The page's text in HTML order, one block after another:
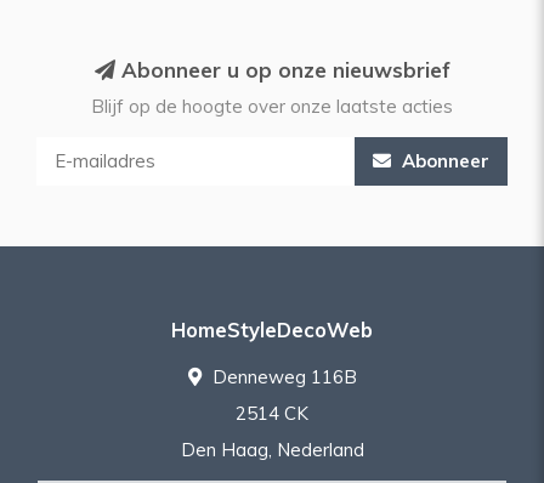
Abonneer u op onze nieuwsbrief
Blijf op de hoogte over onze laatste acties
Abonneer
HomeStyleDecoWeb
Denneweg 116B
2514 CK
Den Haag, Nederland